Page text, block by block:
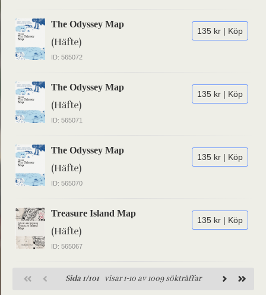
135 kr | Köp
The Odyssey Map
(Häfte)
ID: 565072
135 kr | Köp
The Odyssey Map
(Häfte)
ID: 565071
135 kr | Köp
The Odyssey Map
(Häfte)
ID: 565070
135 kr | Köp
Treasure Island Map
(Häfte)
ID: 565067
Sida 1/101 visar 1-10 av 1009 sökträffar